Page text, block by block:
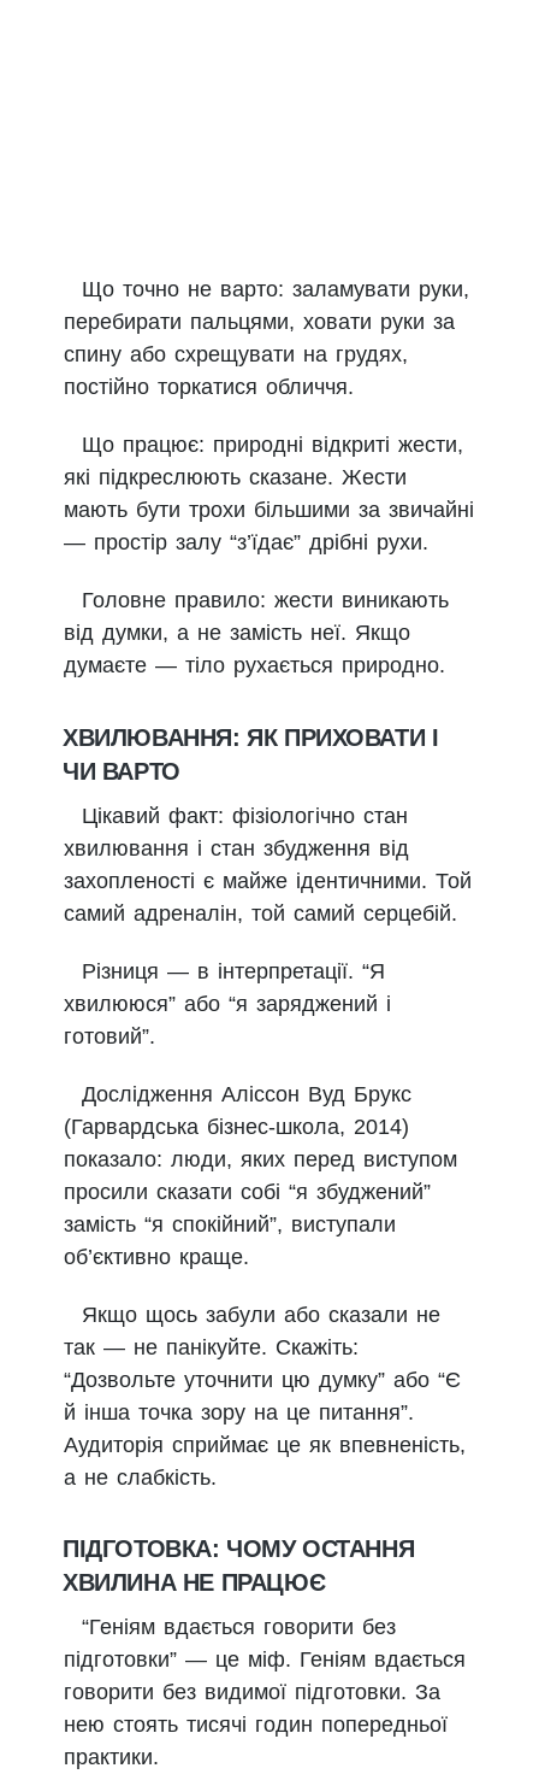
Що точно не варто: заламувати руки,
перебирати пальцями, ховати руки за
спину або схрещувати на грудях,
постійно торкатися обличчя.
Що працює: природні відкриті жести,
які підкреслюють сказане. Жести
мають бути трохи більшими за звичайні
— простір залу “з’їдає” дрібні рухи.
Головне правило: жести виникають
від думки, а не замість неї. Якщо
думаєте — тіло рухається природно.
ХВИЛЮВАННЯ: ЯК ПРИХОВАТИ І
ЧИ ВАРТО
Цікавий факт: фізіологічно стан
хвилювання і стан збудження від
захопленості є майже ідентичними. Той
самий адреналін, той самий серцебій.
Різниця — в інтерпретації. “Я
хвилююся” або “я заряджений і
готовий”.
Дослідження Аліссон Вуд Брукс
(Гарвардська бізнес-школа, 2014)
показало: люди, яких перед виступом
просили сказати собі “я збуджений”
замість “я спокійний”, виступали
об’єктивно краще.
Якщо щось забули або сказали не
так — не панікуйте. Скажіть:
“Дозвольте уточнити цю думку” або “Є
й інша точка зору на це питання”.
Аудиторія сприймає це як впевненість,
а не слабкість.
ПІДГОТОВКА: ЧОМУ ОСТАННЯ
ХВИЛИНА НЕ ПРАЦЮЄ
“Геніям вдається говорити без
підготовки” — це міф. Геніям вдається
говорити без видимої підготовки. За
нею стоять тисячі годин попередньої
практики.